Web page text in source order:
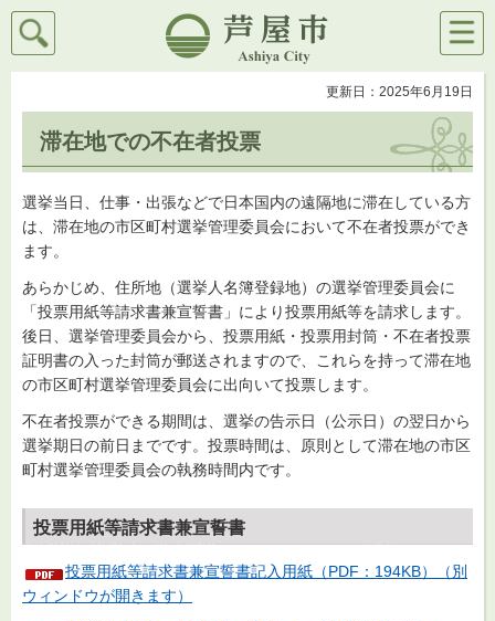
芦屋市
検索
メニ
ュー
更新日：2025年6月19日
滞在地での不在者投票
選挙当日、仕事・出張などで日本国内の遠隔地に滞在している方
は、滞在地の市区町村選挙管理委員会において不在者投票ができ
ます。
あらかじめ、住所地（選挙人名簿登録地）の選挙管理委員会に
「投票用紙等請求書兼宣誓書」により投票用紙等を請求します。
後日、選挙管理委員会から、投票用紙・投票用封筒・不在者投票
証明書の入った封筒が郵送されますので、これらを持って滞在地
の市区町村選挙管理委員会に出向いて投票します。
不在者投票ができる期間は、選挙の告示日（公示日）の翌日から
選挙期日の前日までです。投票時間は、原則として滞在地の市区
町村選挙管理委員会の執務時間内です。
投票用紙等請求書兼宣誓書
投票用紙等請求書兼宣誓書記入用紙（PDF：194KB）（別
ウィンドウが開きます）